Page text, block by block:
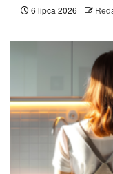
6 lipca 2026